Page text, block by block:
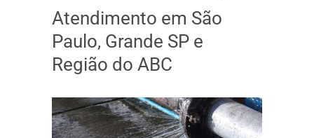
Atendimento em São
Paulo, Grande SP e
Região do ABC